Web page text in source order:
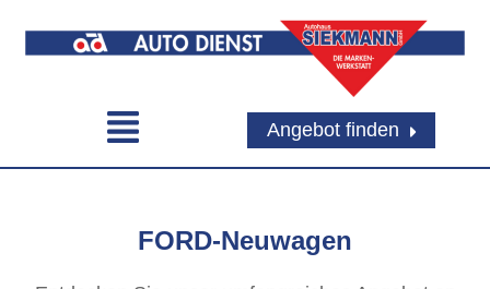
Angebot finden
FORD-Neuwagen